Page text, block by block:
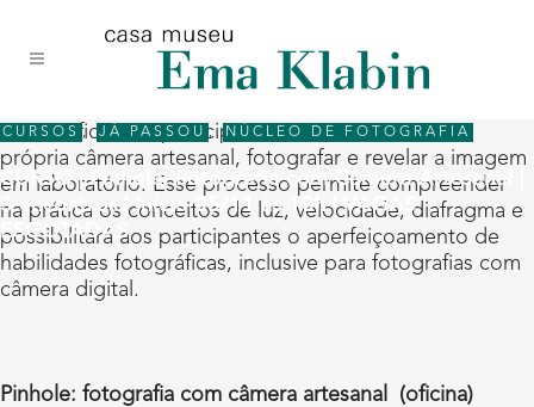
conteúdo
navegação
site
CURSOS ,JÁ PASSOU , NÚCLEO DE FOTOGRAFIA
CURSO | Pinhole: Fotografia com Câmera Artesanal |
3 encontros | Início 05/11 às 10h | VAGAS
ESGOTADAS
Nessa oficina os participantes irão construir a sua
própria câmera artesanal, fotografar e revelar a imagem
em laboratório. Esse processo permite compreender
na prática os conceitos de luz, velocidade, diafragma e
possibilitará aos participantes o aperfeiçoamento de
habilidades fotográficas, inclusive para fotografias com
câmera digital.
Pinhole: fotografia com câmera artesanal (oficina)